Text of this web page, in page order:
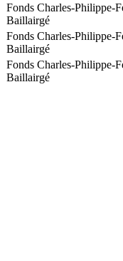
Fonds Charles-Philippe-
Baillairgé
Fonds Charles-Philippe-
Baillairgé
Fonds Charles-Philippe-
Baillairgé